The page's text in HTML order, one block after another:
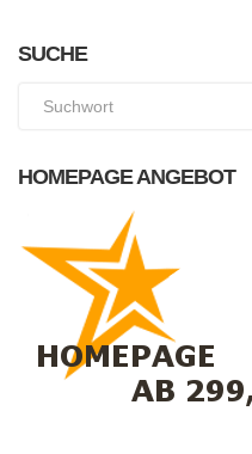
SUCHE
HOMEPAGE ANGEBOT